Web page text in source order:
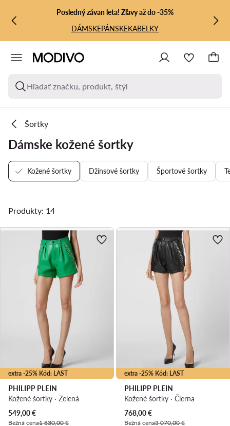
PREJSŤ NA HLAVNÝ OBSAH
PREJSŤ NA VYHĽADÁVANIE
Posledný závan leta! Zľavy až do -35%
DÁMSKEPÁNSKEKABELKY
Hľadať značku, produkt, štýl
Šortky
Dámske kožené šortky
Kožené šortky Džínsové šortky Športové šortky
Produkty: 14
extra -25% Kód: LAST
PHILIPP PLEIN
Kožené šortky · Zelená
Aktuálna cena
549,00€
Bežná cena1 830,00 €
extra -25% Kód: LAST
PHILIPP PLEIN
Kožené šortky · Čierna
Aktuálna cena
768,00€
Bežná cena3 070,00 €